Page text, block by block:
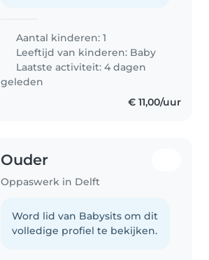
Aantal kinderen: 1
Leeftijd van kinderen: Baby
Laatste activiteit: 4 dagen
geleden
€ 11,00/uur
Ouder
Oppaswerk in Delft
Word lid van Babysits om dit
volledige profiel te bekijken.